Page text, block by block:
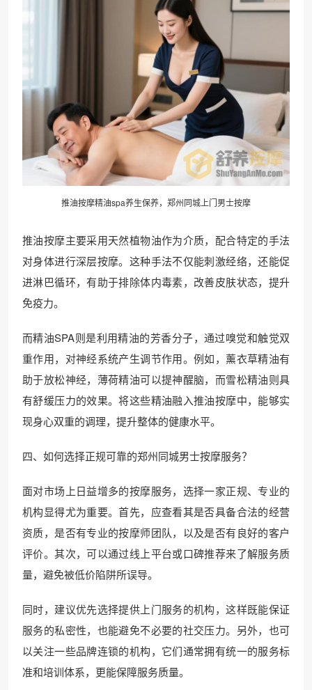
推油按摩精油spa养生保养，郑州同城上门男士按摩
推油按摩主要采用天然植物油作为介质，配合特定的手法
对身体进行深层按摩。这种手法不仅能刺激经络，还能促
进淋巴循环，有助于排除体内毒素，改善皮肤状态，提升
免疫力。
而精油SPA则是利用精油的芳香分子，通过嗅觉和触觉双
重作用，对神经系统产生调节作用。例如，薰衣草精油有
助于放松神经，薄荷精油可以提神醒脑，而雪松精油则具
有舒缓压力的效果。将这些精油融入推油按摩中，能够实
现身心双重的调理，提升整体的健康水平。
四、如何选择正规可靠的郑州同城男士按摩服务？
面对市场上日益增多的按摩服务，选择一家正规、专业的
机构显得尤为重要。首先，应查看其是否具备合法的经营
资质，是否有专业的按摩师团队，以及是否有良好的客户
评价。其次，可以通过线上平台或口碑推荐来了解服务质
量，避免被低价陷阱所误导。
同时，建议优先选择提供上门服务的机构，这样既能保证
服务的私密性，也能避免不必要的社交压力。另外，也可
以关注一些品牌连锁的机构，它们通常拥有统一的服务标
准和培训体系，更能保障服务质量。